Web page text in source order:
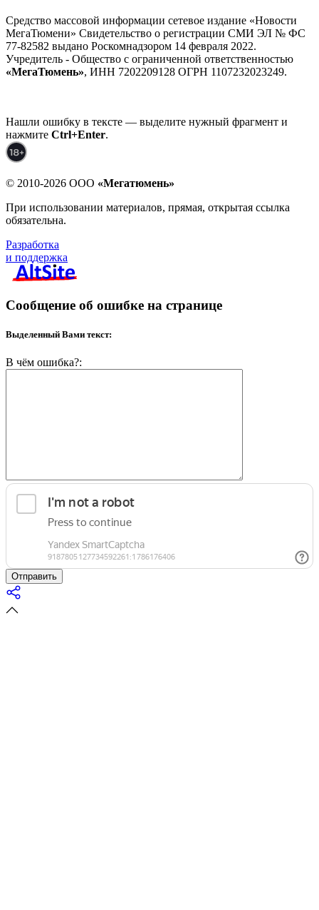
Средство массовой информации сетевое издание «Новости
МегаТюмени» Свидетельство о регистрации СМИ ЭЛ № ФС
77-82582 выдано Роскомнадзором 14 февраля 2022.
Учредитель - Общество с ограниченной ответственностью
«МегаТюмень», ИНН 7202209128 ОГРН 1107232023249.
Нашли ошибку в тексте — выделите нужный фрагмент и
нажмите Ctrl+Enter.
© 2010-2026 ООО «Мегатюмень»
При использовании материалов, прямая, открытая ссылка
обязательна.
Разработка
и поддержка
Сообщение об ошибке на странице
Выделенный Вами текст:
В чём ошибка?:
Отправить